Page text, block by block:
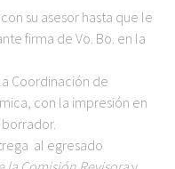
su asesor hasta que le
firma de Vo. Bo. en la
Coordinación de
con la impresión en
al egresado